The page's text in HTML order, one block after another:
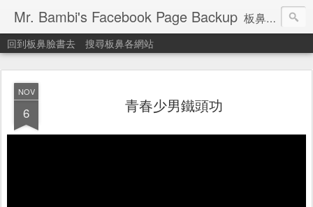
Mr. Bambi's Facebook Page Backup 板鼻臉書備份站
回到板鼻臉書去 搜尋板鼻各網站
NOV
6 青春少男鐵頭功